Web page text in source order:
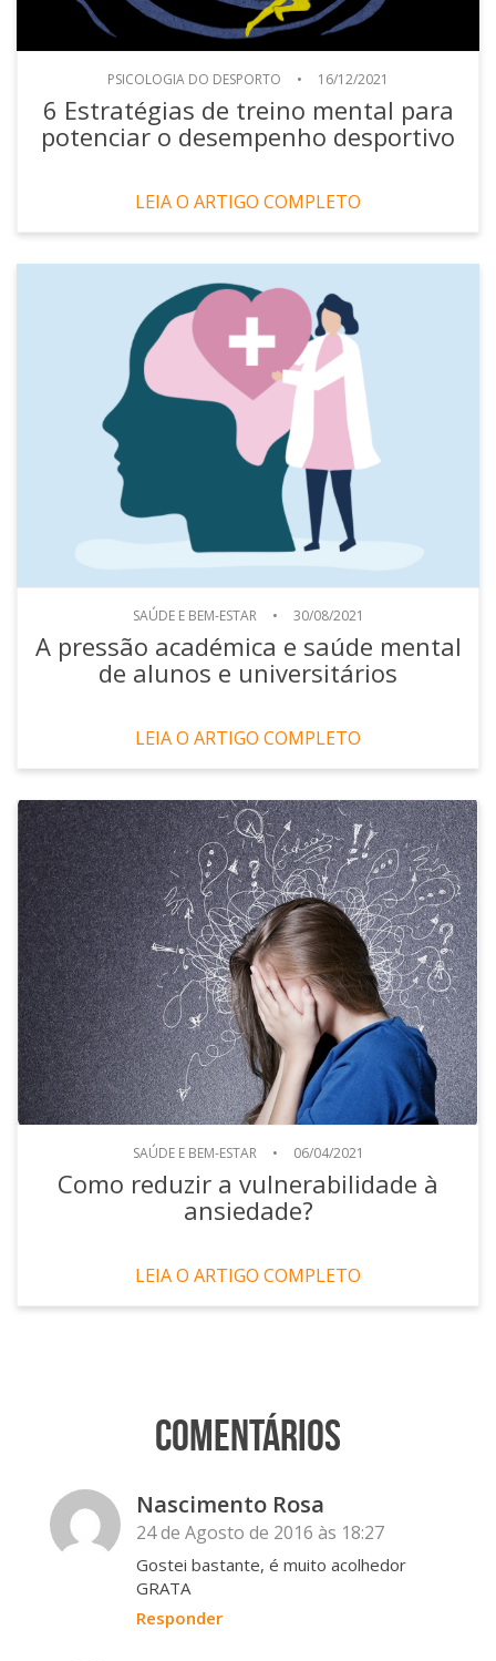
PSICOLOGIA DO DESPORTO • 16/12/2021
6 Estratégias de treino mental para
potenciar o desempenho desportivo
LEIA O ARTIGO COMPLETO
SAÚDE E BEM-ESTAR • 30/08/2021
A pressão académica e saúde mental
de alunos e universitários
LEIA O ARTIGO COMPLETO
SAÚDE E BEM-ESTAR • 06/04/2021
Como reduzir a vulnerabilidade à
ansiedade?
LEIA O ARTIGO COMPLETO
Comentários
Nascimento Rosa
24 de Agosto de 2016 às 18:27
Gostei bastante, é muito acolhedor
GRATA
Responder